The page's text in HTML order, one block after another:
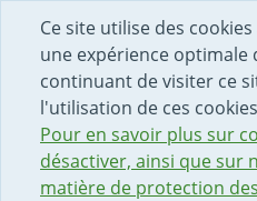
Ce site utilise des
une expérience optimale
continuant de visiter ce
l'utilisation de ces
Pour en savoir plus sur
désactiver, ainsi que sur
matière de protection
DÉBUT DU CONTENU DE
ACCÈS AU CHAMP DE
PAGE D'ACCUEIL
FORMULAIRE DE CONTACT